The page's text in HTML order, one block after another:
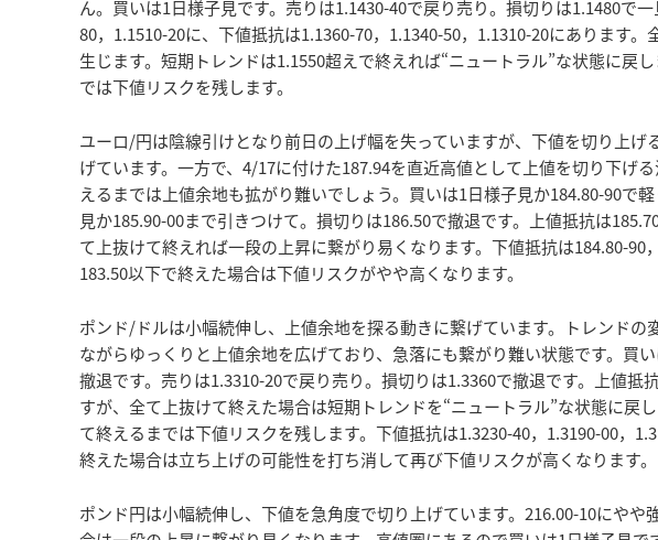
ん。買いは1日様子見です。売りは1.1430-40で戻り売り。損切りは1.1480で
80，1.1510-20に、下値抵抗は1.1360-70，1.1340-50，1.1310-20にあります
生じます。短期トレンドは1.1550超えで終えれば“ニュートラル”な状態に戻
では下値リスクを残します。
ユーロ/円は陰線引けとなり前日の上げ幅を失っていますが、下値を切り上
げています。一方で、4/17に付けた187.94を直近高値として上値を切り下げ
えるまでは上値余地も拡がり難いでしょう。買いは1日様子見か184.80-90で
見か185.90-00まで引きつけて。損切りは186.50で撤退です。上値抵抗は
て上抜けて終えれば一段の上昇に繋がり易くなります。下値抵抗は184.80-90
183.50以下で終えた場合は下値リスクがやや高くなります。
ポンド/ドルは小幅続伸し、上値余地を探る動きに繋げています。トレンド
ながらゆっくりと上値余地を広げており、急落にも繋がり難い状態です。買
撤退です。売りは1.3310-20で戻り売り。損切りは1.3360で撤退です。上値抵
すが、全て上抜けて終えた場合は短期トレンドを“ニュートラル”な状態に戻
て終えるまでは下値リスクを残します。下値抵抗は1.3230-40，1.3190-00，
終えた場合は立ち上げの可能性を打ち消して再び下値リスクが高くなります。
ポンド円は小幅続伸し、下値を急角度で切り上げています。216.00-10にや